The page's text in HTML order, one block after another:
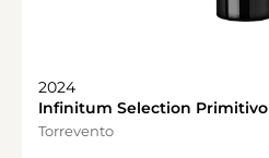
2024
Infinitum Selection Primitivo
Torrevento